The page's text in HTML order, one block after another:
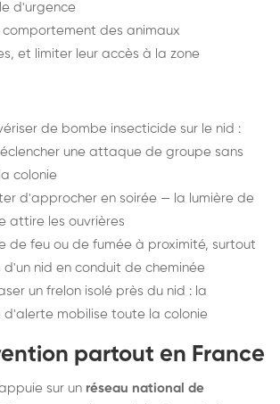
d'urgence
comportement des animaux
et limiter leur accès à la zone
de bombe insecticide sur le nid :
une attaque de groupe sans
colonie
d'approcher en soirée — la lumière de
attire les ouvrières
de feu ou de fumée à proximité, surtout
d'un nid en conduit de cheminée
un frelon isolé près du nid : la
d'alerte mobilise toute la colonie
partout en France
sur un réseau national de